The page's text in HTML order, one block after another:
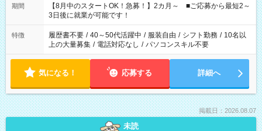
「できれば残業はしたくない」 など、ご希望を教えてください
ね。 ※Wワーク希望の方へ 今ご覧のお仕事で希望する勤務時間
と、もう1つのお仕事の勤務時間。 合計で週40時間を超える場
合は応募できません。
期間
【8月中のスタートOK！急募！】2カ月～ ■ご応募から最短2～
3日後に就業が可能です！
特徴 履歴書不要 / 40～50代活躍中 / 服装自由 / シフト勤務 / 10名以
上の大量募集 / 電話対応なし / パソコンスキル不要
気になる！ 応募する 詳細へ
掲載日：2026.08.07
未読